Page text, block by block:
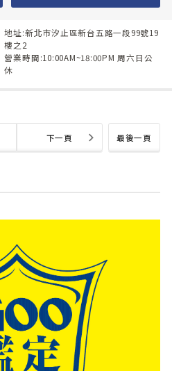
地址:新北市汐止區新台五路一段99號19
樓之2
營業時間:10:00AM~18:00PM 周六日公
休
最後一頁
下一頁